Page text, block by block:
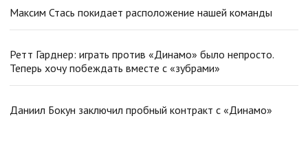
Максим Стась покидает расположение нашей команды
Ретт Гарднер: играть против «Динамо» было непросто.
Теперь хочу побеждать вместе с «зубрами»
Даниил Бокун заключил пробный контракт с «Динамо»